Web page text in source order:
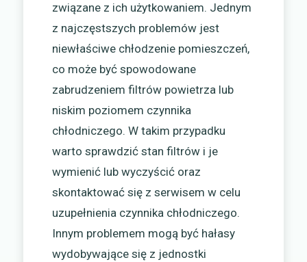
związane z ich użytkowaniem. Jednym
z najczęstszych problemów jest
niewłaściwe chłodzenie pomieszczeń,
co może być spowodowane
zabrudzeniem filtrów powietrza lub
niskim poziomem czynnika
chłodniczego. W takim przypadku
warto sprawdzić stan filtrów i je
wymienić lub wyczyścić oraz
skontaktować się z serwisem w celu
uzupełnienia czynnika chłodniczego.
Innym problemem mogą być hałasy
wydobywające się z jednostki